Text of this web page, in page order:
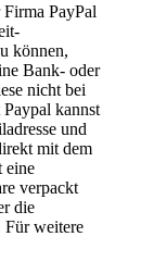
PayPal
können,
Bank- oder
nicht bei
kannst
und
mit dem
eine
verpackt
die
Für weitere